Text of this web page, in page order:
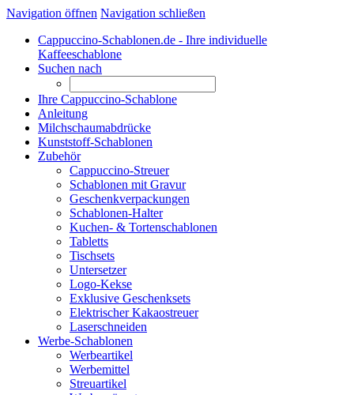
Navigation öffnen Navigation schließen
Cappuccino-Schablonen.de - Ihre individuelle
Kaffeeschablone
Suchen nach
Ihre Cappuccino-Schablone
Anleitung
Milchschaumabdrücke
Kunststoff-Schablonen
Zubehör
Cappuccino-Streuer
Schablonen mit Gravur
Geschenkverpackungen
Schablonen-Halter
Kuchen- & Tortenschablonen
Tabletts
Tischsets
Untersetzer
Logo-Kekse
Exklusive Geschenksets
Elektrischer Kakaostreuer
Laserschneiden
Werbe-Schablonen
Werbeartikel
Werbemittel
Streuartikel